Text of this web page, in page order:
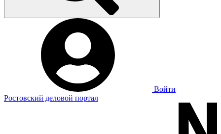
Войти
Ростовский деловой портал